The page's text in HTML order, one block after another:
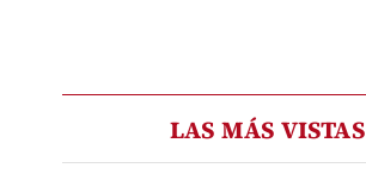
LAS MÁS VISTAS